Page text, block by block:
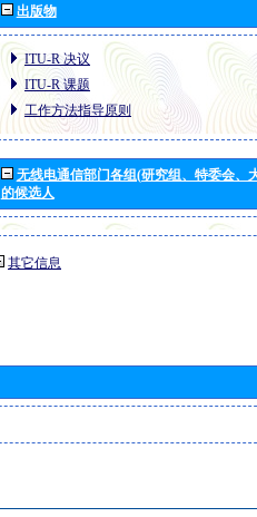
出版物
ITU-R 决议
ITU-R 课题
工作方法指导原则
无线电通信部门各组(研究组、特委会、
的候选人
其它信息